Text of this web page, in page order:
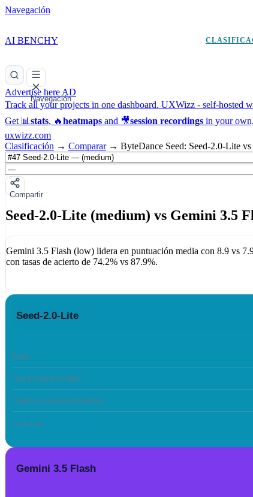
Navegación
AI BENCHY
Navegación
Advertise here AD
Track all your projects in one dashboard. UXWizz - self-hosted
Get 📊 stats, 🔥heatmaps and 🎥session recordings in your
uxwizz.com
Clasificación → Comparar → ByteDance Seed: Seed-2.0-Lite
Compartir
Seed-2.0-Lite (medium) vs Gemini 3.5
Gemini 3.5 Flash (low) lidera en puntuación media con 8.9 vs
con tasas de acierto de 74.2% vs 87.9%.
Seed-2.0-Lite
Rango
Total de tokens de salida
Tiempo de respuesta (promedio)
Costo total
Gemini 3.5 Flash